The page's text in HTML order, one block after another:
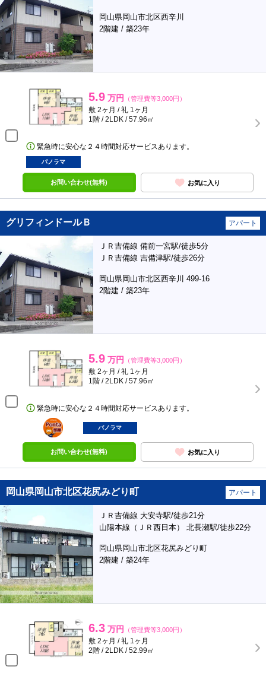
岡山県岡山市北区西辛川
2階建 / 築23年
5.9 万円 （管理費等3,000円）
敷 2ヶ月 / 礼 1ヶ月
1階 / 2LDK / 57.96㎡
緊急時に安心な２４時間対応サービスあります。
パノラマ
お問い合わせ(無料) お気に入り
グリフィンドールＢ アパート
ＪＲ吉備線 備前一宮駅/徒歩5分
ＪＲ吉備線 吉備津駅/徒歩26分
岡山県岡山市北区西辛川 499-16
2階建 / 築23年
5.9 万円 （管理費等3,000円）
敷 2ヶ月 / 礼 1ヶ月
1階 / 2LDK / 57.96㎡
緊急時に安心な２４時間対応サービスあります。
ポンタ
部屋
パノラマ
お問い合わせ(無料) お気に入り
岡山県岡山市北区花尻みどり町 アパート
ＪＲ吉備線 大安寺駅/徒歩21分
山陽本線（ＪＲ西日本） 北長瀬駅/徒歩22分
岡山県岡山市北区花尻みどり町
2階建 / 築24年
6.3 万円 （管理費等3,000円）
敷 2ヶ月 / 礼 1ヶ月
2階 / 2LDK / 52.99㎡